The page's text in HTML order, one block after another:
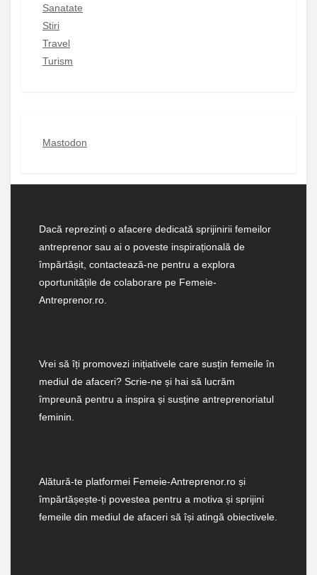
Sanatate
Stiri
Travel
Turism
Mastodon
Dacă reprezinți o afacere dedicată sprijinirii femeilor
antreprenor sau ai o poveste inspirațională de
împărtășit, contactează-ne pentru a explora
oportunitățile de colaborare pe Femeie-
Antreprenor.ro.
Vrei să îți promovezi inițiativele care susțin femeile în
mediul de afaceri? Scrie-ne și hai să lucrăm
împreună pentru a inspira și susține antreprenoriatul
feminin.
Alătură-te platformei Femeie-Antreprenor.ro și
împărtășește-ți povestea pentru a motiva și sprijini
femeile din mediul de afaceri să își atingă obiectivele.